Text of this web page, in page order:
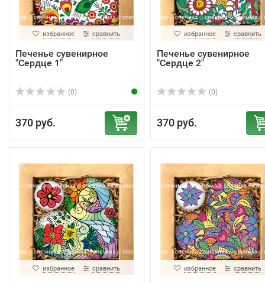
избранное сравнить
Печенье сувенирное
"Сердце 1"
(0)
370 руб.
избранное сравнить
Печенье сувенирное
"Сердце 2"
(0)
370 руб.
избранное сравнить избранное сравнить